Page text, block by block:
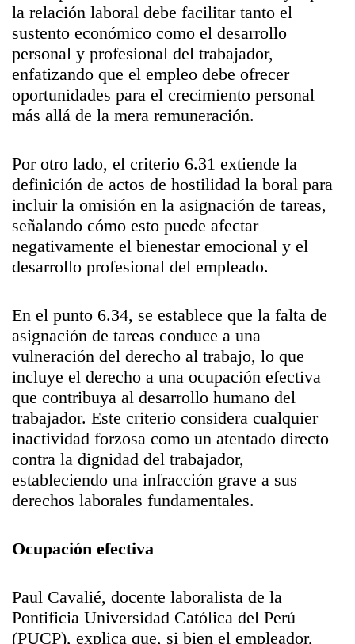
la relación laboral debe facilitar tanto el
sustento económico como el desarrollo
personal y profesional del trabajador,
enfatizando que el empleo debe ofrecer
oportunidades para el crecimiento personal
más allá de la mera remuneración.
Por otro lado, el criterio 6.31 extiende la
definición de actos de hostilidad la boral para
incluir la omisión en la asignación de tareas,
señalando cómo esto puede afectar
negativamente el bienestar emocional y el
desarrollo profesional del empleado.
En el punto 6.34, se establece que la falta de
asignación de tareas conduce a una
vulneración del derecho al trabajo, lo que
incluye el derecho a una ocupación efectiva
que contribuya al desarrollo humano del
trabajador. Este criterio considera cualquier
inactividad forzosa como un atentado directo
contra la dignidad del trabajador,
estableciendo una infracción grave a sus
derechos laborales fundamentales.
Ocupación efectiva
Paul Cavalié, docente laboralista de la
Pontificia Universidad Católica del Perú
(PUCP), explica que, si bien el empleador,